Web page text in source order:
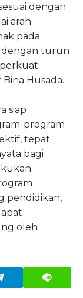
dengan
arah
pada
dengan turun
Bina Husada.
siap
program
tepat
bagi
pendidikan,
oleh